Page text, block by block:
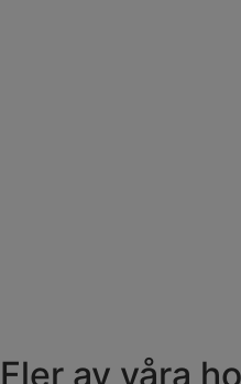
Fler av våra